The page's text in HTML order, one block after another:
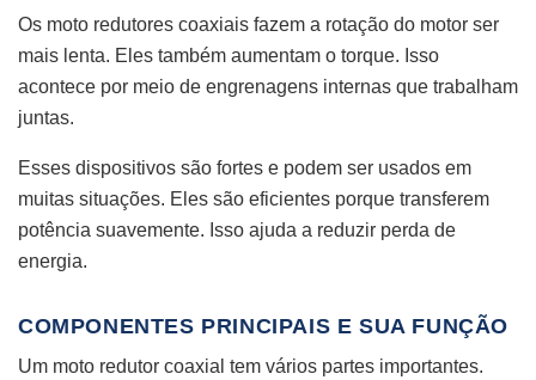
Os moto redutores coaxiais fazem a rotação do motor ser
mais lenta. Eles também aumentam o torque. Isso
acontece por meio de engrenagens internas que trabalham
juntas.
Esses dispositivos são fortes e podem ser usados em
muitas situações. Eles são eficientes porque transferem
potência suavemente. Isso ajuda a reduzir perda de
energia.
COMPONENTES PRINCIPAIS E SUA FUNÇÃO
Um moto redutor coaxial tem vários partes importantes.